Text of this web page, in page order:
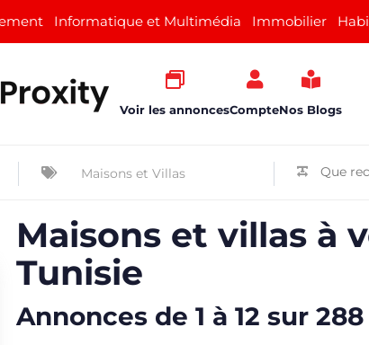
Informatique et Multimédia Immobilier
Voir les annoncesCompteNos Blogs
Maisons et villas à
Tunisie
Annonces de 1 à 12 sur